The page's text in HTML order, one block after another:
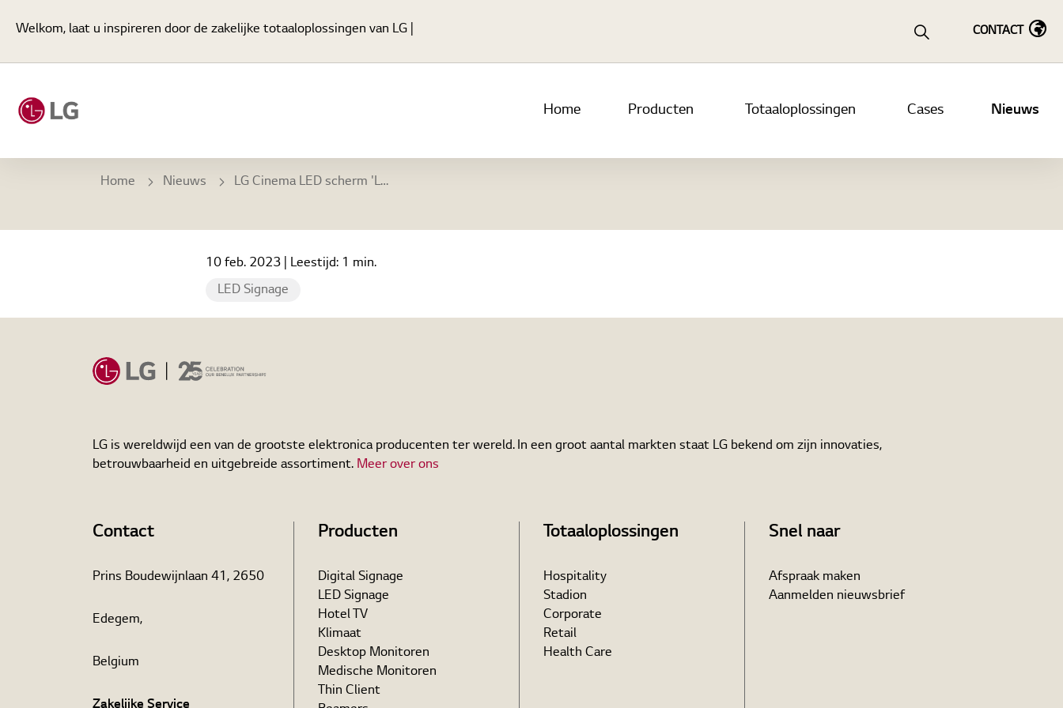
Home Producten Totaaloplossingen Cases Nieuws
CONTACT
Welkom, laat u inspireren door de zakelijke totaaloplossingen van LG |
Home Nieuws LG Cinema LED scherm 'LG Miraclass' brengt meeslepende kijkervaring naar theaters
10 feb. 2023| Leestijd: 1 min.
LED Signage
LG is wereldwijd een van de grootste elektronica producenten ter wereld. In een groot aantal markten staat LG bekend om zijn innovaties,
betrouwbaarheid en uitgebreide assortiment. Meer over ons
Contact
Prins Boudewijnlaan 41, 2650
Edegem,
Belgium
Zakelijke Service
Producten
Digital Signage
LED Signage
Hotel TV
Klimaat
Desktop Monitoren
Medische Monitoren
Thin Client
Totaaloplossingen
Hospitality
Stadion
Corporate
Retail
Health Care
Snel naar
Afspraak maken
Aanmelden nieuwsbrief